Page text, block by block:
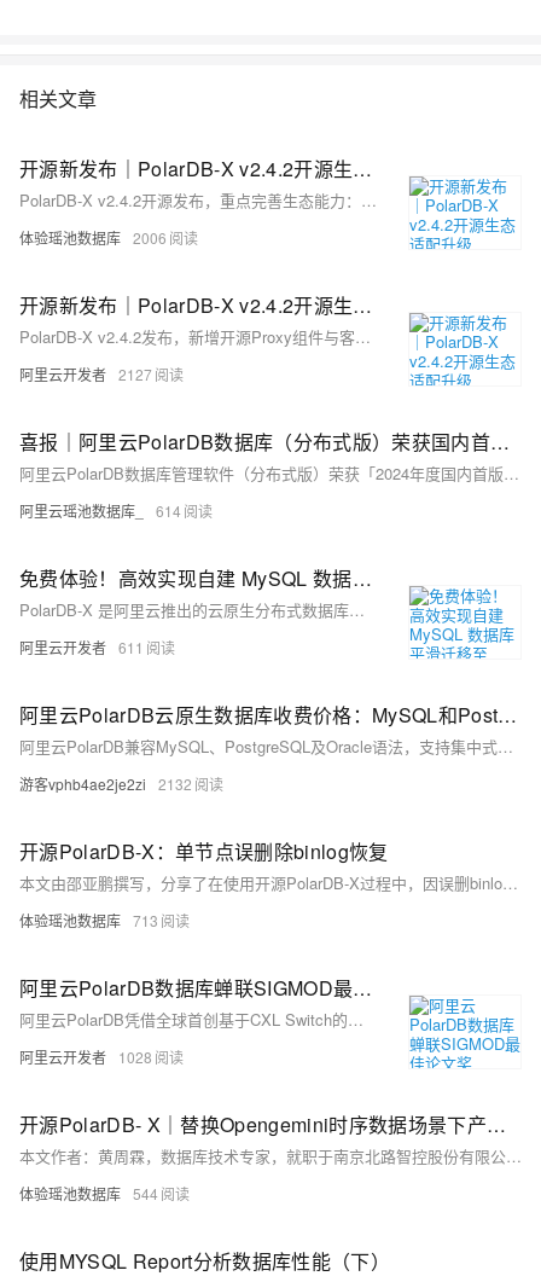
相关文章
开源新发布｜PolarDB-X v2.4.2开源生态适配升级
PolarDB-X v2.4.2开源发布，重点完善生态能力：新增客户端驱动、开源polardbx-proxy组件，支持读写分离与高可用；强化DDL变更、扩缩容等运维能力，并兼容MySQL主备复制及MCP AI生态。
体验瑶池数据库 2006
开源新发布｜PolarDB-X v2.4.2开源生态适配升级
PolarDB-X v2.4.2发布，新增开源Proxy组件与客户端驱动，支持读写分离、无感高可用切换及DDL在线变更，兼容MySQL生态，提升千亿级大表运维稳定性。
阿里云开发者 2127
喜报｜阿里云PolarDB数据库（分布式版）荣获国内首台（套）产品奖项
阿里云PolarDB数据库管理软件（分布式版）荣获「2024年度国内首版次软件」称号，并跻身《2024年度浙江省首台（套）推广应用典型案例》。
阿里云瑶池数据库_ 614
免费体验！高效实现自建 MySQL 数据库平滑迁移至 PolarDB-X
PolarDB-X 是阿里云推出的云原生分布式数据库，支持PB级存储扩展、高并发访问与数据强一致，助力企业实现MySQL平滑迁移。现已开放免费体验，点击即享高效、稳定的数据库升级方案。
阿里云开发者 611
阿里云PolarDB云原生数据库收费价格：MySQL和PostgreSQL详细介绍
阿里云PolarDB兼容MySQL、PostgreSQL及Oracle语法，支持集中式与分布式架构。标准版2核4G年费1116元起，企业版最高性能达4核16G，支持HTAP与多级高可用，广泛应用于金融、政务、互联网等领域，TCO成本降低50%。
游客vphb4ae2je2zi 2132
开源PolarDB-X：单节点误删除binlog恢复
本文由邵亚鹏撰写，分享了在使用开源PolarDB-X过程中，因误删binlog导致数据库服务无法启动的问题及恢复过程。作者结合实践经验，详细介绍了在无备份情况下如何通过单节点恢复机制重启数据库，并提出了避免类似问题的几点建议，包括采用高可用部署、定期备份及升级至最新版本等。
体验瑶池数据库 713
阿里云PolarDB数据库蝉联SIGMOD最佳论文奖
阿里云PolarDB凭借全球首创基于CXL Switch的分布式内存池技术，在SIGMOD 2025上荣获工业赛道“最佳论文奖”，连续两年蝉联该顶会最高奖项。其创新架构PolarCXLMem打破传统RDMA技术瓶颈，性能提升2.1倍，并已落地应用于内存池化场景，推动大模型推理与多模态存储发展，展现CXL Switch在高速互联中的巨大潜力。
阿里云开发者 1028
开源PolarDB- X｜替换Opengemini时序数据场景下产品力校验
本文作者：黄周霖，数据库技术专家，就职于南京北路智控股份有限公司，负责数据库运维及大数据开发。
体验瑶池数据库 544
使用MYSQL Report分析数据库性能（下）